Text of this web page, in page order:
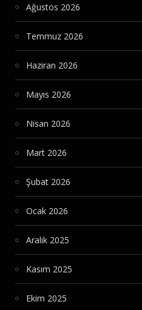
Ağustos 2026
Temmuz 2026
Haziran 2026
Mayıs 2026
Nisan 2026
Mart 2026
Şubat 2026
Ocak 2026
Aralık 2025
Kasım 2025
Ekim 2025